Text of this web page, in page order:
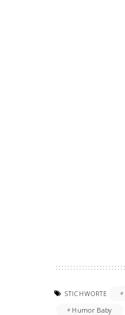
STICHWORTE
Humor Baby